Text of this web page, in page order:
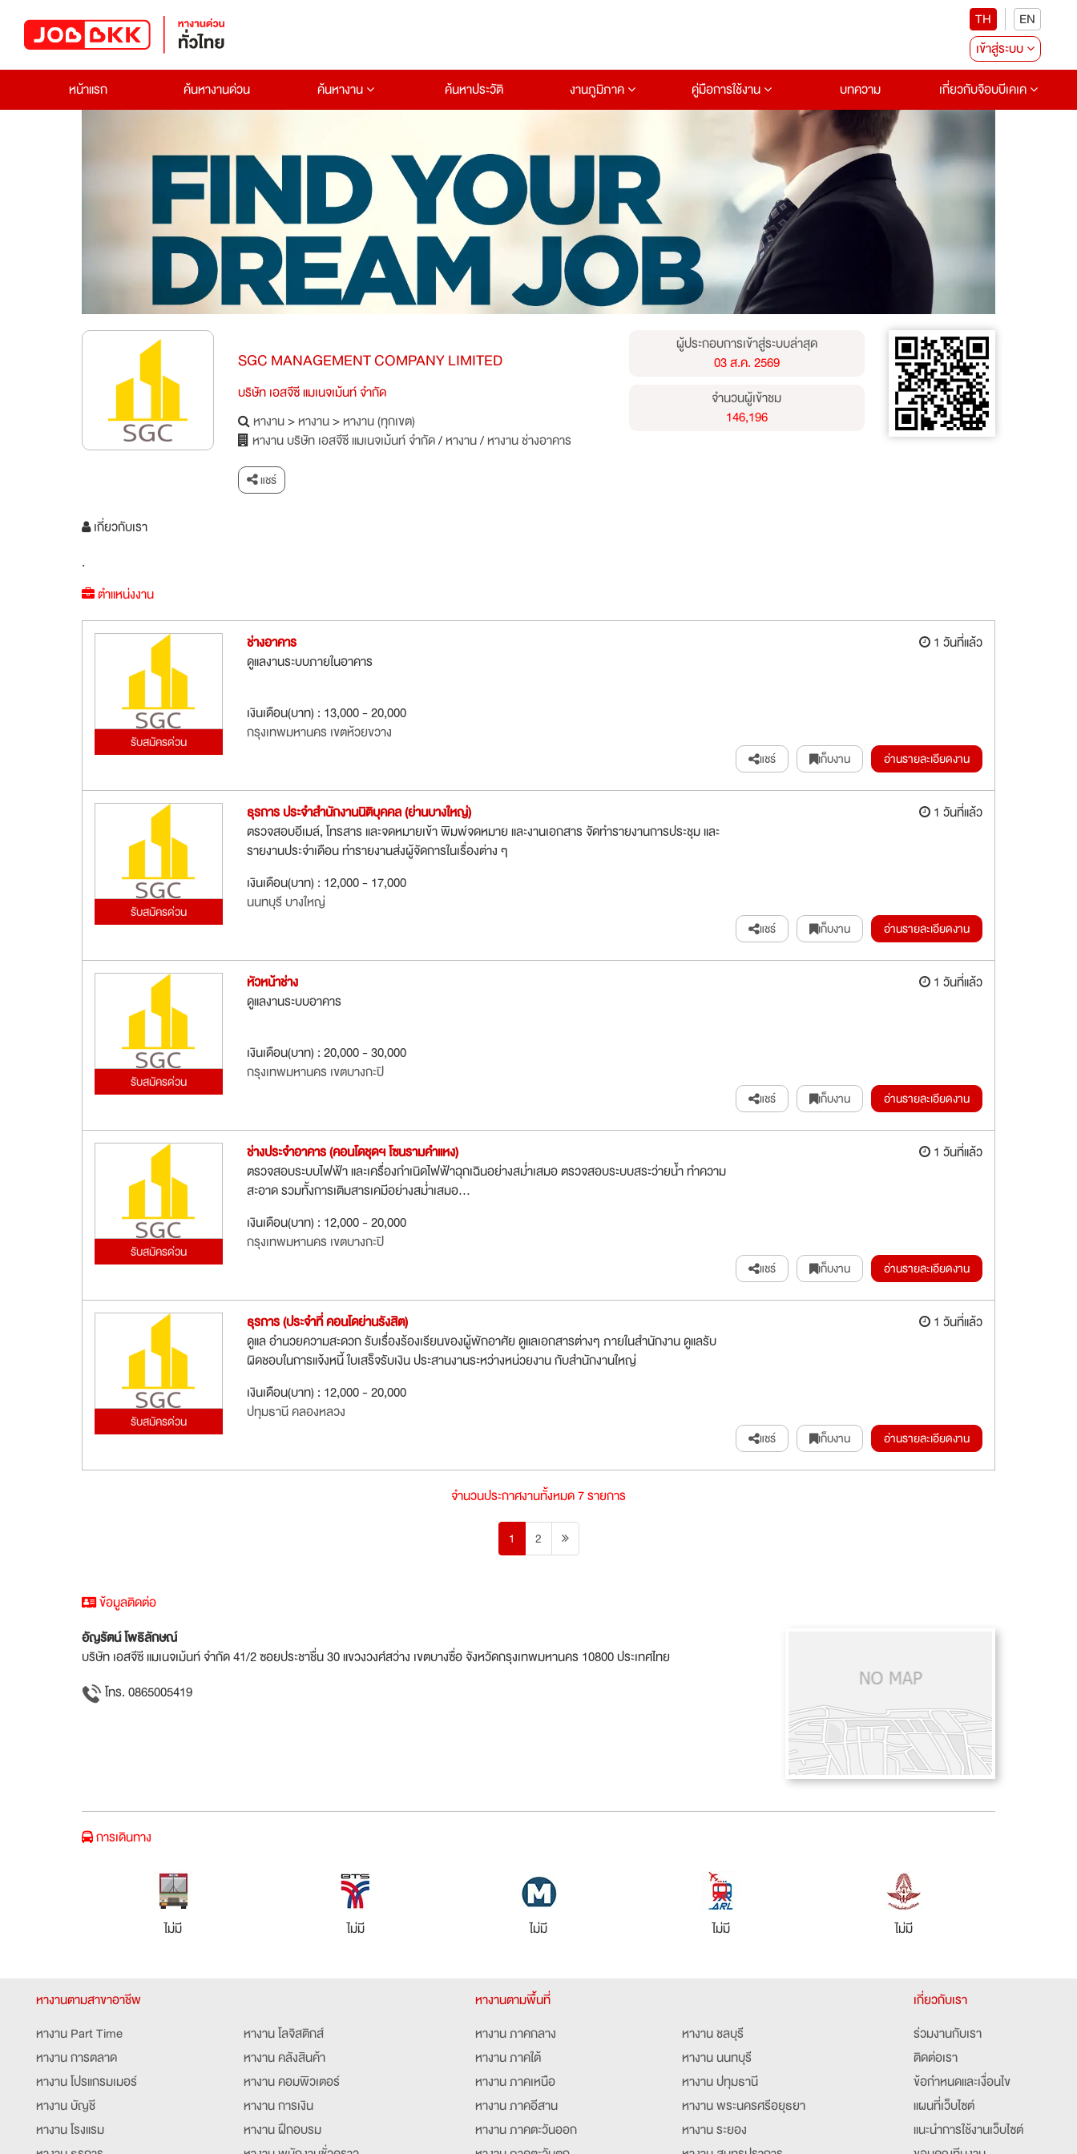
TH
EN
เข้าสู่ระบบ
หน้าแรก
ค้นหางานด่วน ค้นหางาน ค้นหาประวัติ งานภูมิภาค คู่มือการใช้งาน บทความ เกี่ยวกับจ๊อบบีเคเค
SGC MANAGEMENT COMPANY LIMITED
บริษัท เอสจีซี แมเนจเม้นท์ จำกัด
หางาน>หางาน>หางาน (ทุกเขต)
หางาน บริษัท เอสจีซี แมเนจเม้นท์ จำกัด/หางาน/หางาน ช่างอาคาร
แชร์
ผู้ประกอบการเข้าสู่ระบบล่าสุด
03 ส.ค. 2569
จำนวนผู้เข้าชม
146,196
เกี่ยวกับเรา
.
ตำแหน่งงาน
รับสมัครด่วน
ช่างอาคาร
ดูแลงานระบบภายในอาคาร
เงินเดือน(บาท) : 13,000 - 20,000
กรุงเทพมหานคร เขตห้วยขวาง
1 วันที่แล้ว
แชร์ เก็บงาน อ่านรายละเอียดงาน
รับสมัครด่วน
ธุรการ ประจำสำนักงานนิติบุคคล (ย่านบางใหญ่)
ตรวจสอบอีเมล์, โทรสาร และจดหมายเข้า พิมพ์จดหมาย และงานเอกสาร จัดทำรายงานการประชุม และ
รายงานประจำเดือน ทำรายงานส่งผู้จัดการในเรื่องต่าง ๆ
เงินเดือน(บาท) : 12,000 - 17,000
นนทบุรี บางใหญ่
1 วันที่แล้ว
แชร์ เก็บงาน อ่านรายละเอียดงาน
รับสมัครด่วน
หัวหน้าช่าง
ดูแลงานระบบอาคาร
เงินเดือน(บาท) : 20,000 - 30,000
กรุงเทพมหานคร เขตบางกะปิ
1 วันที่แล้ว
แชร์ เก็บงาน อ่านรายละเอียดงาน
รับสมัครด่วน
ช่างประจำอาคาร (คอนโดชุดฯ โซนรามคำแหง)
ตรวจสอบระบบไฟฟ้า และเครื่องกำเนิดไฟฟ้าฉุกเฉินอย่างสม่ำเสมอ ตรวจสอบระบบสระว่ายน้ำ ทำความ
สะอาด รวมทั้งการเติมสารเคมีอย่างสม่ำเสมอ...
เงินเดือน(บาท) : 12,000 - 20,000
กรุงเทพมหานคร เขตบางกะปิ
1 วันที่แล้ว
แชร์ เก็บงาน อ่านรายละเอียดงาน
รับสมัครด่วน
ธุรการ (ประจำที่ คอนโดย่านรังสิต)
ดูแล อำนวยความสะดวก รับเรื่่องร้องเรียนของผู้พักอาศัย ดูแลเอกสารต่างๆ ภายในสำนักงาน ดูแลรับ
ผิดชอบในการแจ้งหนี้ ใบเสร็จรับเงิน ประสานงานระหว่างหน่วยงาน กับสำนักงานใหญ่
เงินเดือน(บาท) : 12,000 - 20,000
ปทุมธานี คลองหลวง
1 วันที่แล้ว
แชร์ เก็บงาน อ่านรายละเอียดงาน
จำนวนประกาศงานทั้งหมด 7 รายการ
1 2
ข้อมูลติดต่อ
อัญรัตน์ โพธิลักษณ์
บริษัท เอสจีซี แมเนจเม้นท์ จำกัด 41/2 ซอยประชาชื่น 30 แขวงวงศ์สว่าง เขตบางซื่อ จังหวัดกรุงเทพมหานคร 10800 ประเทศไทย
โทร. 0865005419
การเดินทาง
ไม่มี ไม่มี ไม่มี ไม่มี ไม่มี
หางานตามสาขาอาชีพ
หางาน Part Time
หางาน การตลาด
หางาน โปรแกรมเมอร์
หางาน บัญชี
หางาน โรงแรม
หางาน โลจิสติกส์
หางาน คลังสินค้า
หางาน คอมพิวเตอร์
หางาน การเงิน
หางาน ฝึกอบรม
หางานตามพื้นที่
หางาน ภาคกลาง
หางาน ภาคใต้
หางาน ภาคเหนือ
หางาน ภาคอีสาน
หางาน ภาคตะวันออก
หางาน ชลบุรี
หางาน นนทบุรี
หางาน ปทุมธานี
หางาน พระนครศรีอยุธยา
หางาน ระยอง
เกี่ยวกับเรา
ร่วมงานกับเรา
ติดต่อเรา
ข้อกำหนดและเงื่อนไข
แผนที่เว็บไซต์
แนะนำการใช้งานเว็บไซต์